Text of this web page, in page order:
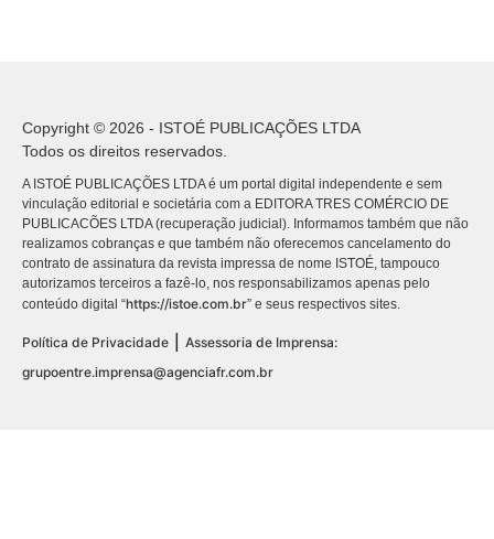
Copyright © 2026 - ISTOÉ PUBLICAÇÕES LTDA
Todos os direitos reservados.
A ISTOÉ PUBLICAÇÕES LTDA é um portal digital independente e sem
vinculação editorial e societária com a EDITORA TRES COMÉRCIO DE
PUBLICACÕES LTDA (recuperação judicial). Informamos também que não
realizamos cobranças e que também não oferecemos cancelamento do
contrato de assinatura da revista impressa de nome ISTOÉ, tampouco
autorizamos terceiros a fazê-lo, nos responsabilizamos apenas pelo
conteúdo digital “https://istoe.com.br” e seus respectivos sites.
Política de Privacidade
Assessoria de Imprensa:
grupoentre.imprensa@agenciafr.com.br